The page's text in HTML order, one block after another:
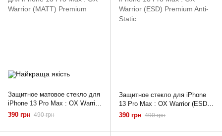
Защитное матовое стекло для
iPhone 13 Pro Max : OX Warrior
(MATT) Premium
390 грн 490 грн
Защитное стекло для iPhone
13 Pro Max : OX Warrior (ESD)
Premium Anti-Static
390 грн 490 грн